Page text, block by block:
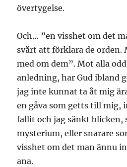
övertygelse.
Och… ”en visshet om det
svårt att förklara de orden.
med om dem”. Mot alla
anledning, har Gud ibland
jag inte kunnat ta åt mig
en gåva som getts till mig,
fallit och jag sänkt blicken,
mysterium, eller snarare
visshet om det man ännu
ana.